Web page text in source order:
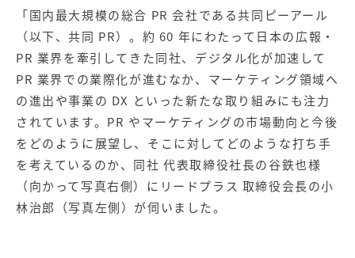
「国内最大規模の総合 PR 会社である共同ピーアール
（以下、共同 PR）。約 60 年にわたって日本の広報・
PR 業界を牽引してきた同社、デジタル化が加速して
PR 業界での業際化が進むなか、マーケティング領域へ
の進出や事業の DX といった新たな取り組みにも注力
されています。PR やマーケティングの市場動向と今後
をどのように展望し、そこに対してどのような打ち手
を考えているのか、同社 代表取締役社長の谷鉄也様
（向かって写真右側）にリードプラス 取締役会長の小
林治郎（写真左側）が伺いました。